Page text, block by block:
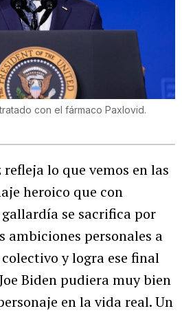
con el fármaco Paxlovid.
lo que vemos en las
heroico que con
se sacrifica por
ambiciones personales a
y logra ese final
Biden pudiera muy bien
en la vida real. Un